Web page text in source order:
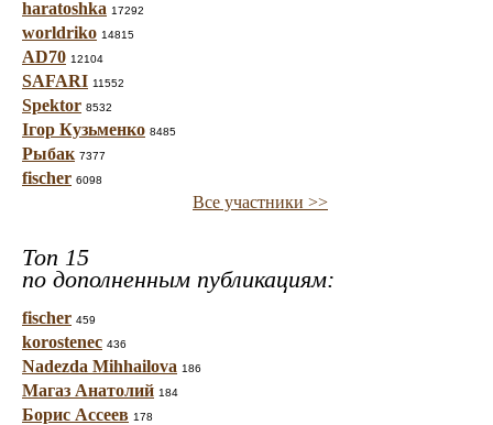
haratoshka 17292
worldriko 14815
AD70 12104
SAFARI 11552
Spektor 8532
Ігор Кузьменко 8485
Рыбак 7377
fischer 6098
Все участники >>
Топ 15
по дополненным публикациям:
fischer 459
korostenec 436
Nadezda Mihhailova 186
Магаз Анатолий 184
Борис Ассеев 178